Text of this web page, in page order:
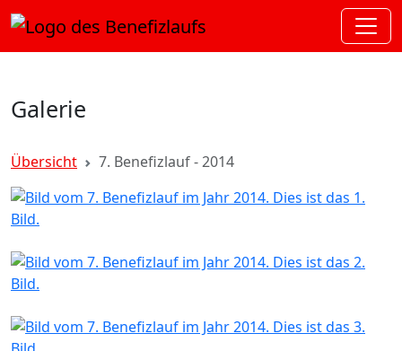
Galerie
Übersicht 7. Benefizlauf - 2014